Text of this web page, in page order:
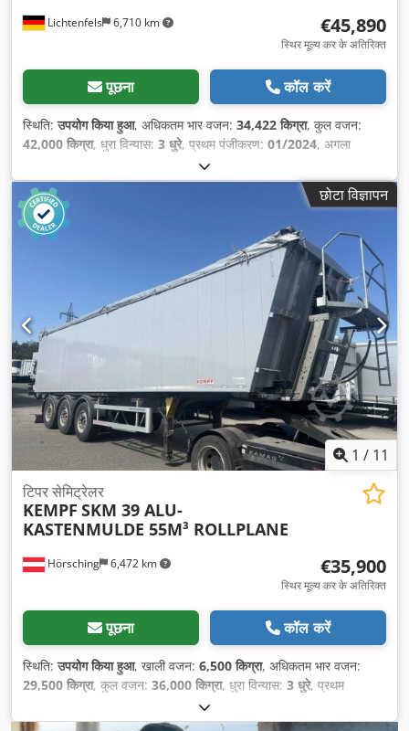
Lichtenfels 6,710 km €45,890
स्थिर मूल्य कर के अतिरिक्त
पूछना कॉल करें
स्थिति:उपयोग किया हुआ, अधिकतम भार वजन: 34,422 किग्रा, कुल वजन:
42,000 किग्रा, धुरा विन्यास: 3 धुरे, प्रथम पंजीकरण: 01/2024, अगला
, लोडिंग स्पेस की लंबाई:
की चौड़ाई:2,400 मिमी, लोडिंग स्पेस की ऊँचाई:2,280 मिमी, लोडिंग स्पेस
वॉल्यूम:55 मी³ 2,550 मिमी, कुल
ऊँचाई: 3,672 मिमी
छोटा विज्ञापन
1 / 11
Hörsching 6,472 km
टिपर सेमिट्रेलर
KEMPF SKM 39 ALU-
KASTENMULDE 55M³ ROLLPLANE
€35,900
स्थिर मूल्य कर के अतिरिक्त
पूछना कॉल करें
स्थिति:उपयोग किया हुआ, खाली वजन: 6,500 किग्रा, अधिकतम भार वजन:
29,500 किग्रा, कुल वजन: 36,000 किग्रा, धुरा विन्यास: 3 धुरे, प्रथम
, लोडिंग स्पेस की लंबाई:
वॉल्यूम:55 मी³, सस्पेंशन:हवा, टायर का आकार:385/65 R22,5, उपकरण: